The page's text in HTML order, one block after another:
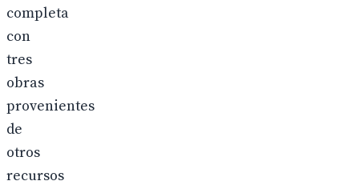
completa
con
tres
obras
provenientes
de
otros
recursos